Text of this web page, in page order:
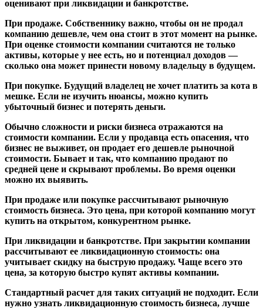
оценивают при ликвидации и банкротстве.
При продаже. Собственнику важно, чтобы он не продал
компанию дешевле, чем она стоит в этот момент на рынке.
При оценке стоимости компании считаются не только
активы, которые у нее есть, но и потенциал доходов —
сколько она может принести новому владельцу в будущем.
При покупке. Будущий владелец не хочет платить за кота в
мешке. Если не изучить нюансы, можно купить
убыточный бизнес и потерять деньги.
Обычно сложности и риски бизнеса отражаются на
стоимости компании. Если у продавца есть опасения, что
бизнес не выживет, он продает его дешевле рыночной
стоимости. Бывает и так, что компанию продают по
средней цене и скрывают проблемы. Во время оценки
можно их выявить.
При продаже или покупке рассчитывают рыночную
стоимость бизнеса. Это цена, при которой компанию могут
купить на открытом, конкурентном рынке.
При ликвидации и банкротстве. При закрытии компании
рассчитывают ее ликвидационную стоимость: она
учитывает скидку на быструю продажу. Чаще всего это
цена, за которую быстро купят активы компании.
Стандартный расчет для таких ситуаций не подходит. Если
нужно узнать ликвидационную стоимость бизнеса, лучше